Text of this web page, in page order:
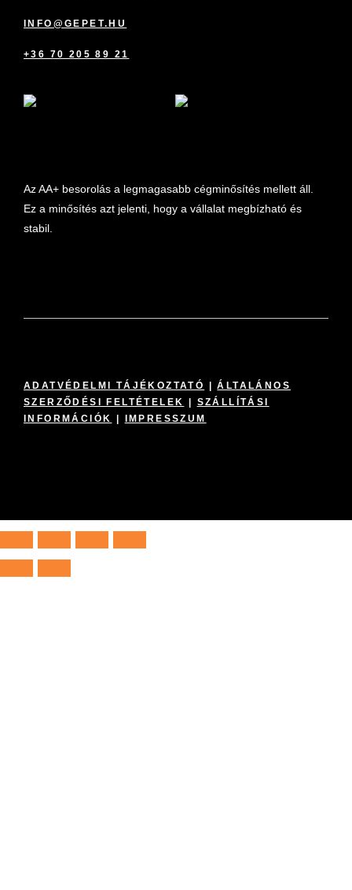
INFO@GEPET.HU
+36 70 205 89 21
Az AA+ besorolás a legmagasabb cégminősítés mellett áll.
Ez a minősítés azt jelenti, hogy a vállalat megbízható és
stabil.
ADATVÉDELMI TÁJÉKOZTATÓ |ÁLTALÁNOS
SZERZŐDÉSI FELTÉTELEK
SZÁLLÍTÁSI
INFORMÁCIÓK
IMPRESSZUM